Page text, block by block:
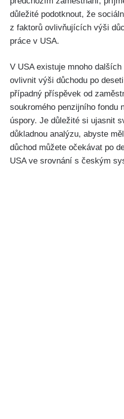
důležité podotknout, že
z faktorů ovlivňujících výši
práce v USA.
V USA existuje mnoho
ovlivnit výši důchodu po
případný příspěvek od
soukromého penzijního fondu
úspory. Je důležité si ujasnit
důkladnou analýzu, abyste
důchod můžete očekávat po
USA ve srovnání s českým